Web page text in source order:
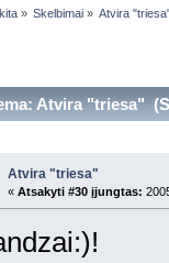
» Skelbimai» Atvira
Atvira "triesa"
Atvira "triesa"
« Atsakyti #30 įjungtas: